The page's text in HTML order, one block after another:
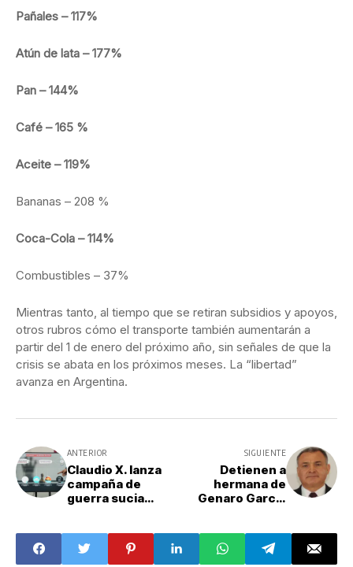
Pañales – 117%
Atún de lata – 177%
Pan – 144%
Café – 165 %
Aceite – 119%
Bananas – 208 %
Coca-Cola – 114%
Combustibles – 37%
Mientras tanto, al tiempo que se retiran subsidios y apoyos,
otros rubros cómo el transporte también aumentarán a
partir del 1 de enero del próximo año, sin señales de que la
crisis se abata en los próximos meses. La “libertad”
avanza en Argentina.
ANTERIOR
Claudio X. lanza
campaña de
guerra sucia
acusa Mario
Delgado
SIGUIENTE
Detienen a
hermana de
Genaro García
organizada